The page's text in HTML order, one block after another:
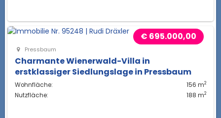
€ 695.000,00
Pressbaum
Charmante Wienerwald-Villa in
erstklassiger Siedlungslage in Pressbaum
Wohnfläche: 156 m2
Nutzfläche: 188 m2